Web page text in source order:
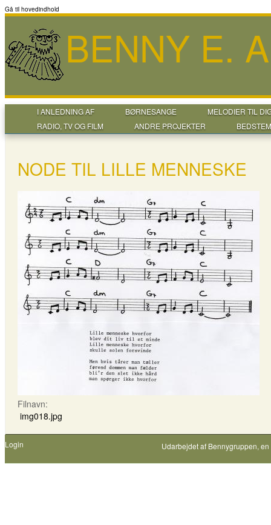
Gå til hovedindhold
BENNY E.
I ANLEDNING AF BØRNESANGE
MELODIER TIL
RADIO, TV OG FILM
ANDRE PROJEKTER
NODE TIL LILLE MENNESKE
Filnavn:
img018.jpg
Login Udarbejdet af Bennygruppen,